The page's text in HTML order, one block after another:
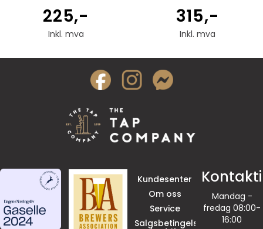
225,-
Inkl. mva
315,-
Inkl. mva
Kundesenter
Om oss
Service
Salgsbetingelser
Mandag -
fredag 08:00-
16:00